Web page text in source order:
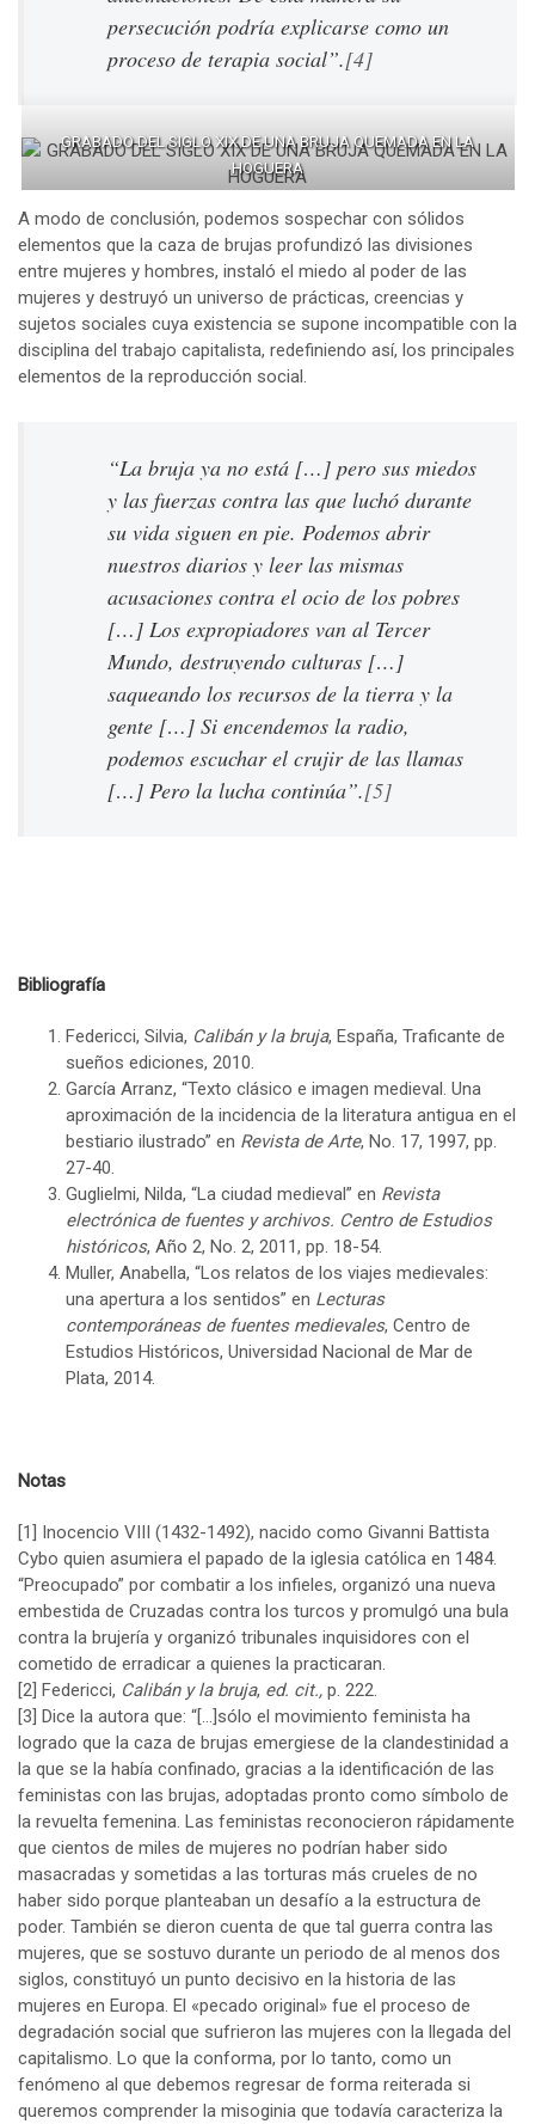
persecución podría explicarse como un
proceso de terapia social”.[4]
GRABADO DEL SIGLO XIX DE UNA BRUJA QUEMADA EN LA
HOGUERA
A modo de conclusión, podemos sospechar con sólidos
elementos que la caza de brujas profundizó las divisiones
entre mujeres y hombres, instaló el miedo al poder de las
mujeres y destruyó un universo de prácticas, creencias y
sujetos sociales cuya existencia se supone incompatible con la
disciplina del trabajo capitalista, redefiniendo así, los principales
elementos de la reproducción social.
“La bruja ya no está […] pero sus miedos
y las fuerzas contra las que luchó durante
su vida siguen en pie. Podemos abrir
nuestros diarios y leer las mismas
acusaciones contra el ocio de los pobres
[…] Los expropiadores van al Tercer
Mundo, destruyendo culturas […]
saqueando los recursos de la tierra y la
gente […] Si encendemos la radio,
podemos escuchar el crujir de las llamas
[…] Pero la lucha continúa”.[5]
Bibliografía
Federicci, Silvia, Calibán y la bruja, España, Traficante de
sueños ediciones, 2010.
García Arranz, “Texto clásico e imagen medieval. Una
aproximación de la incidencia de la literatura antigua en el
bestiario ilustrado” en Revista de Arte, No. 17, 1997, pp.
27-40.
Guglielmi, Nilda, “La ciudad medieval” en Revista
electrónica de fuentes y archivos. Centro de Estudios
históricos, Año 2, No. 2, 2011, pp. 18-54.
Muller, Anabella, “Los relatos de los viajes medievales:
una apertura a los sentidos” en Lecturas
contemporáneas de fuentes medievales, Centro de
Estudios Históricos, Universidad Nacional de Mar de
Plata, 2014.
Notas
[1] Inocencio VIII (1432-1492), nacido como Givanni Battista
Cybo quien asumiera el papado de la iglesia católica en 1484.
“Preocupado” por combatir a los infieles, organizó una nueva
embestida de Cruzadas contra los turcos y promulgó una bula
contra la brujería y organizó tribunales inquisidores con el
cometido de erradicar a quienes la practicaran.
[2] Federicci, Calibán y la bruja, ed. cit., p. 222.
[3] Dice la autora que: “[…]sólo el movimiento feminista ha
logrado que la caza de brujas emergiese de la clandestinidad a
la que se la había confinado, gracias a la identificación de las
feministas con las brujas, adoptadas pronto como símbolo de
la revuelta femenina. Las feministas reconocieron rápidamente
que cientos de miles de mujeres no podrían haber sido
masacradas y sometidas a las torturas más crueles de no
haber sido porque planteaban un desafío a la estructura de
poder. También se dieron cuenta de que tal guerra contra las
mujeres, que se sostuvo durante un periodo de al menos dos
siglos, constituyó un punto decisivo en la historia de las
mujeres en Europa. El «pecado original» fue el proceso de
degradación social que sufrieron las mujeres con la llegada del
capitalismo. Lo que la conforma, por lo tanto, como un
fenómeno al que debemos regresar de forma reiterada si
queremos comprender la misoginia que todavía caracteriza la